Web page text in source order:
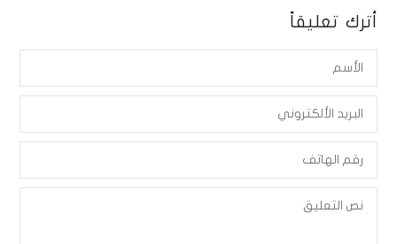
أترك تعليقاً